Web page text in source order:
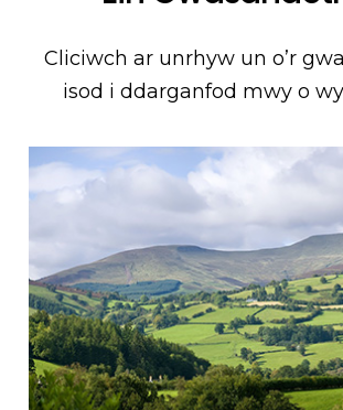
Cliciwch ar unrhyw un o’r
isod i ddarganfod mwy o